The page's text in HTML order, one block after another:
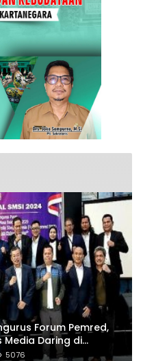
Forum Pemred,
Media Daring di
5076